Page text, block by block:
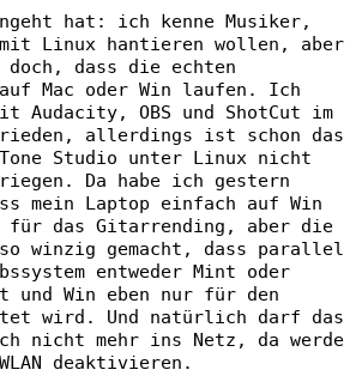
hat: ich kenne Musiker,
Linux hantieren wollen, aber
doch, dass die echten
Mac oder Win laufen. Ich
Audacity, OBS und ShotCut im
allerdings ist schon das
Studio unter Linux nicht
Da habe ich gestern
mein Laptop einfach auf Win
für das Gitarrending, aber die
winzig gemacht, dass parallel
entweder Mint oder
und Win eben nur für den
wird. Und natürlich darf das
nicht mehr ins Netz, da werde
deaktivieren.